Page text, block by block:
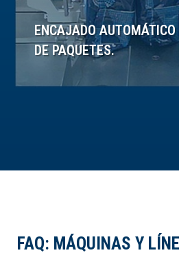
ENCAJADO
DE PAQUETES.
FAQ: MÁQUINAS Y